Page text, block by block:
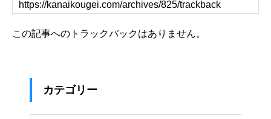
この記事へのトラックバックはありません。
カテゴリー